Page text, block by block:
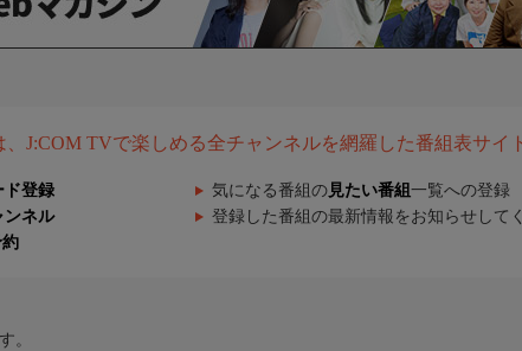
J:COM TVで楽しめる全チャンネルを網羅した番組表サイ
ド登録 気になる番組の 見たい番組 一覧への登録
ンネル 登録した番組の最新情報をお知らせして
約
。